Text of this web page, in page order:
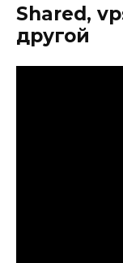
Shared,
другой